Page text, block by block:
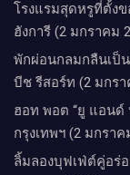
โรงแรมสุดหรูที่ตั้ง
ฮังการี (2 มกราคม
พักผ่อนกลมกลืนเป็น
บีช รีสอร์ท (2 มกรา
ฮอท พอต “ยู แอนด์
กรุงเทพฯ (2 มกราค
ลิ้มลองบุฟเฟ่ต์คู่อร่อ